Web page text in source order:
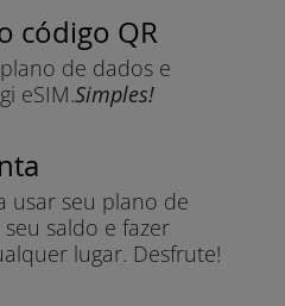
código QR
de dados e
eSIM.Simples!
usar seu plano de
saldo e fazer
lugar. Desfrute!